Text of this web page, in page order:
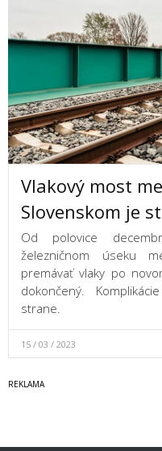
Vlakový most
Slovenskom je
Od polovice
železničnom úseku
premávať vlaky po
dokončený.
strane.
15 / 03 / 2023